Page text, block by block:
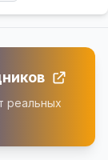
реальных